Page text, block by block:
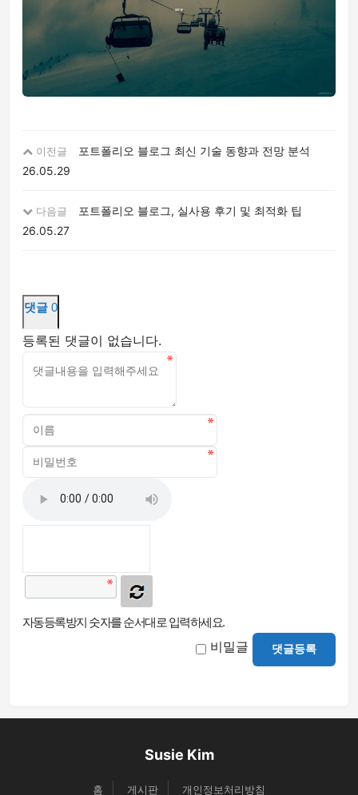
이전글
포트폴리오 블로그 최신 기술 동향과 전망 분석
26.05.29
다음글
포트폴리오 블로그, 실사용 후기 및 최적화 팁
26.05.27
댓글 0
등록된 댓글이 없습니다.
자동등록방지 숫자를 순서대로 입력하세요.
비밀글 댓글등록
Susie Kim
홈 게시판 개인정보처리방침